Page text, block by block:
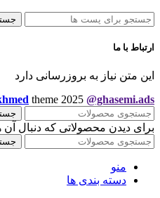
ارتباط با ما
این متن نیاز به بروزرسانی دارد
theme 2025 @ghasemi.ads
برای دیدن محصولاتی که دنبال آن
منو
دسته بندی ها